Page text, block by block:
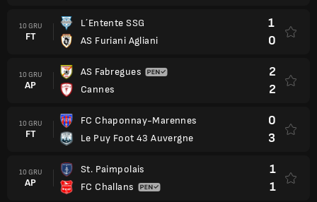
10 GRU
FT
L´Entente SSG
AS Furiani Agliani
1
0
10 GRU
AP
AS Fabregues
Cannes
2
2
10 GRU
FT
FC Chaponnay-Marennes
Le Puy Foot 43 Auvergne
0
3
10 GRU
AP
St. Paimpolais
FC Challans
1
1